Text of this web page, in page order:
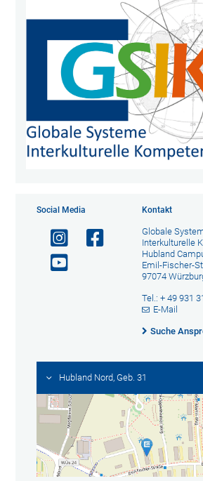
Social Media Kontakt
Globale
Interkulturelle
Hubland
Emil-Fischer-
97074
Tel.: + 49 931
E-Mail
Suche
Hubland Nord, Geb. 31